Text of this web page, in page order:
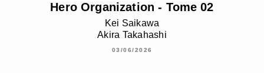
Hero Organization - Tome 02
Kei Saikawa
Akira Takahashi
03/06/2026